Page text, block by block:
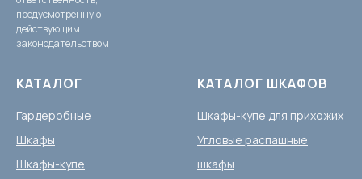
предусмотренную
действующим
законодательством
КАТАЛОГ
Гардеробные
Шкафы
Шкафы-купе
КАТАЛОГ ШКАФОВ
Шкафы-купе для прихожих
Угловые распашные
шкафы